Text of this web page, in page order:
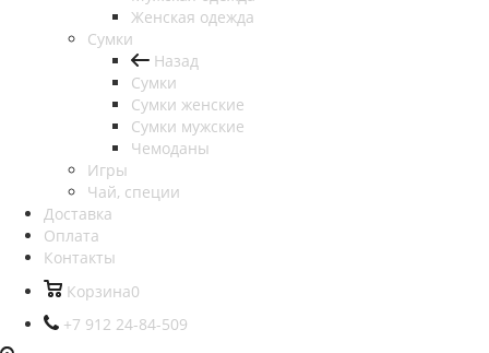
Женская одежда
Сумки
Назад
Сумки
Сумки женские
Сумки мужские
Чемоданы
Игры
Чай, специи
Доставка
Оплата
Контакты
Корзина0
+7 912 24-84-509